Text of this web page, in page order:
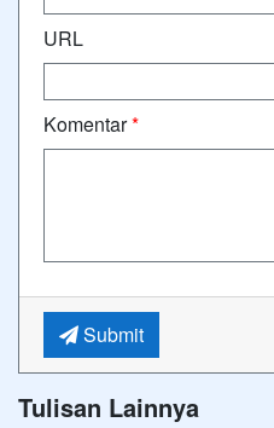
URL
Komentar*
Submit
Tulisan Lainnya